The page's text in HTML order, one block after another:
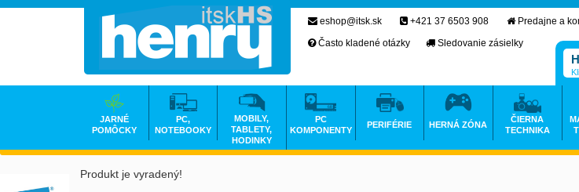
Produkt je vyradený!
eshop@itsk.sk +421 37 6503 908
Predajne a
Často kladené otázky
Sledovanie zásielky
JARNÉ
POMÔCKY
PC,
NOTEBOOKY
MOBILY,
TABLETY,
HODINKY
PC
KOMPONENTY
PERIFÉRIE HERNÁ ZÓNA
ČIERNA
TECHNIKA